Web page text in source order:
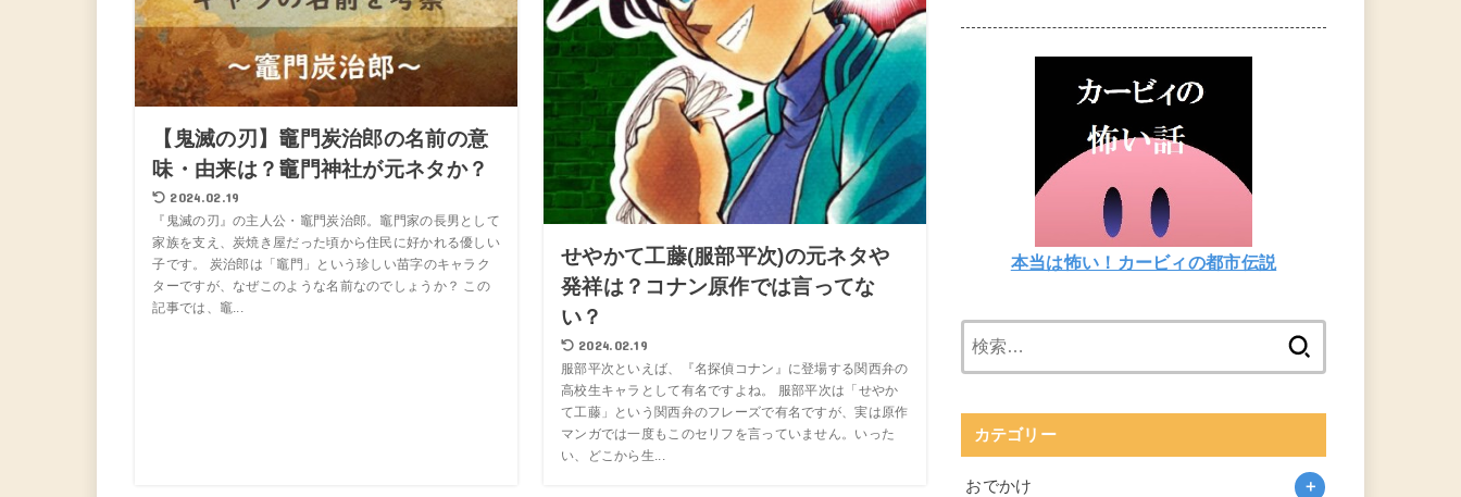
【鬼滅の刃】竈門炭治郎の名前の意
味・由来は？竈門神社が元ネタか？
2024.02.19
『鬼滅の刃』の主人公・竈門炭治郎。竈門家の長男として
家族を支え、炭焼き屋だった頃から住民に好かれる優しい
子です。 炭治郎は「竈門」という珍しい苗字のキャラク
ターですが、なぜこのような名前なのでしょうか？ この
記事では、竈...
せやかて工藤(服部平次)の元ネタや
発祥は？コナン原作では言ってな
い？
2024.02.19
服部平次といえば、『名探偵コナン』に登場する関西弁の
高校生キャラとして有名ですよね。 服部平次は「せやか
て工藤」という関西弁のフレーズで有名ですが、実は原作
マンガでは一度もこのセリフを言っていません。いった
い、どこから生...
本当は怖い！カービィの都市伝説
カテゴリー
おでかけ